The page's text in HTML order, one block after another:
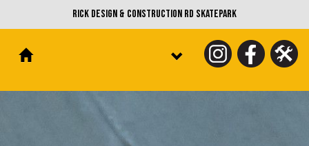
Rick Design & Construction RD Skatepark